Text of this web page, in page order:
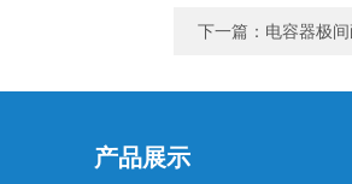
下一篇： 电容器极
产品展示